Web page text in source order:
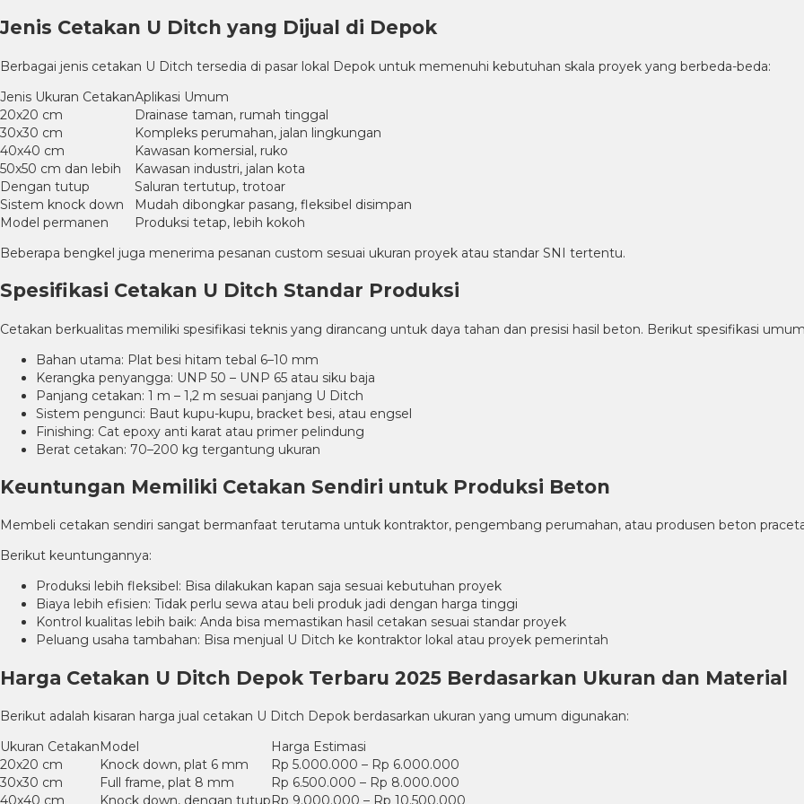
Jenis Cetakan U Ditch yang Dijual di Depok
Berbagai jenis cetakan U Ditch tersedia di pasar lokal Depok untuk memenuhi kebutuhan skala proyek yang berbeda-beda:
Jenis Ukuran CetakanAplikasi Umum
20x20 cm
Drainase taman, rumah tinggal
30x30 cm
Kompleks perumahan, jalan lingkungan
40x40 cm
Kawasan komersial, ruko
50x50 cm dan lebih
Kawasan industri, jalan kota
Dengan tutup
Saluran tertutup, trotoar
Sistem knock down
Mudah dibongkar pasang, fleksibel disimpan
Model permanen
Produksi tetap, lebih kokoh
Beberapa bengkel juga menerima pesanan custom sesuai ukuran proyek atau standar SNI tertentu.
Spesifikasi Cetakan U Ditch Standar Produksi
Cetakan berkualitas memiliki spesifikasi teknis yang dirancang untuk daya tahan dan presisi hasil beton. Berikut spesifikasi
Bahan utama: Plat besi hitam tebal 6–10 mm
Kerangka penyangga: UNP 50 – UNP 65 atau siku baja
Panjang cetakan: 1 m – 1,2 m sesuai panjang U Ditch
Sistem pengunci: Baut kupu-kupu, bracket besi, atau engsel
Finishing: Cat epoxy anti karat atau primer pelindung
Berat cetakan: 70–200 kg tergantung ukuran
Keuntungan Memiliki Cetakan Sendiri untuk Produksi Beton
Membeli cetakan sendiri sangat bermanfaat terutama untuk kontraktor, pengembang perumahan, atau produsen beton
Berikut keuntungannya:
Produksi lebih fleksibel: Bisa dilakukan kapan saja sesuai kebutuhan proyek
Biaya lebih efisien: Tidak perlu sewa atau beli produk jadi dengan harga tinggi
Kontrol kualitas lebih baik: Anda bisa memastikan hasil cetakan sesuai standar proyek
Peluang usaha tambahan: Bisa menjual U Ditch ke kontraktor lokal atau proyek pemerintah
Harga Cetakan U Ditch Depok Terbaru 2025 Berdasarkan Ukuran dan Material
Berikut adalah kisaran harga jual cetakan U Ditch Depok berdasarkan ukuran yang umum digunakan:
Ukuran CetakanModel
Harga Estimasi
20x20 cm
Knock down, plat 6 mm
Rp 5.000.000 – Rp 6.000.000
30x30 cm
Full frame, plat 8 mm
Rp 6.500.000 – Rp 8.000.000
40x40 cm
Knock down, dengan tutupRp 9.000.000 – Rp 10.500.000